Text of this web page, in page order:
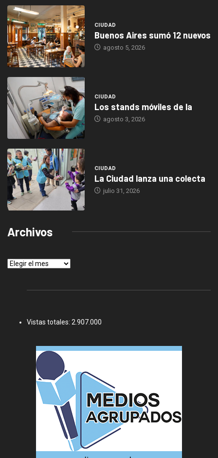
CIUDAD
Buenos Aires sumó 12 nuevos
agosto 5, 2026
CIUDAD
Los stands móviles de la
agosto 3, 2026
CIUDAD
La Ciudad lanza una colecta
julio 31, 2026
Archivos
Archivos
Vistas totales: 2.907.000